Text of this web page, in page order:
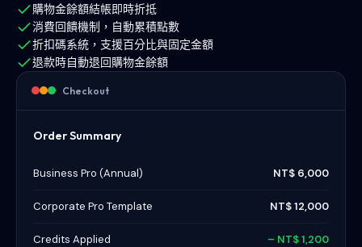
Checkout
Order Summary
Business Pro (Annual) NT$ 6,000
Corporate Pro Template NT$ 12,000
Credits Applied – NT$ 1,200
購物金餘額結帳即時折抵
消費回饋機制，自動累積點數
折扣碼系統，支援百分比與固定金額
退款時自動退回購物金餘額